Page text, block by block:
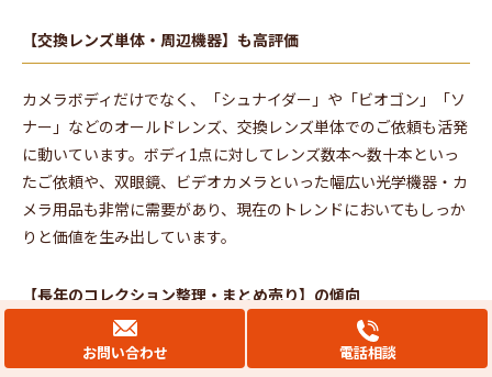
【交換レンズ単体・周辺機器】も高評価
カメラボディだけでなく、「シュナイダー」や「ビオゴン」「ソ
ナー」などのオールドレンズ、交換レンズ単体でのご依頼も活発
に動いています。ボディ1点に対してレンズ数本〜数十本といっ
たご依頼や、双眼鏡、ビデオカメラといった幅広い光学機器・カ
メラ用品も非常に需要があり、現在のトレンドにおいてもしっか
りと価値を生み出しています。
【長年のコレクション整理・まとめ売り】の傾向
数十点のカメラやレンズを一気に手放されるコレクション整理の
お問い合わせ 電話相談